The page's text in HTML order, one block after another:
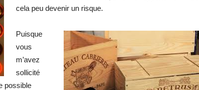
cela peu devenir un risque.
Puisque
vous
m’avez
sollicité
possible